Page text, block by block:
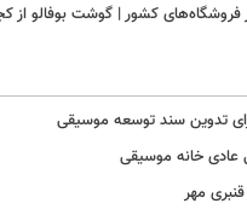
کشور | گوشت بوفالو از
تدوین سند توسعه موسیقی
عادی خانه موسیقی
مهر